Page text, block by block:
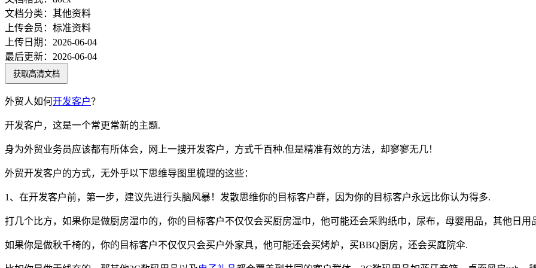
文档分类： 其他资料
上传会员： 标准资料
上传日期： 2026-06-04
最后更新： 2026-06-04
获取高清文档
外贸人如何开发客户？
开发客户，这是一个常更常新的主题.
身为外贸业务员应该都有所体会，网上一搜开发客户，方式千百种.但是精准有效的方法，却寥寥无几！
外贸开发客户的方式，无外乎以下思维导图里梳理的这些：
1、在开发客户前，第一步，建议先进行头脑风暴！发散思维你的目标客户群，因为你的目标客户永远比你认为得多.
打几个比方，如果你是做厨房湿巾的，你的目标客户不仅仅会买厨房湿巾，他可能还会采购纸巾，尿布，母婴用品，其他日用
如果你是做秋千椅的，你的目标客户不仅仅只会买户外家具，他可能还会买烤炉，买BBQ厨房，还会买庭院伞.